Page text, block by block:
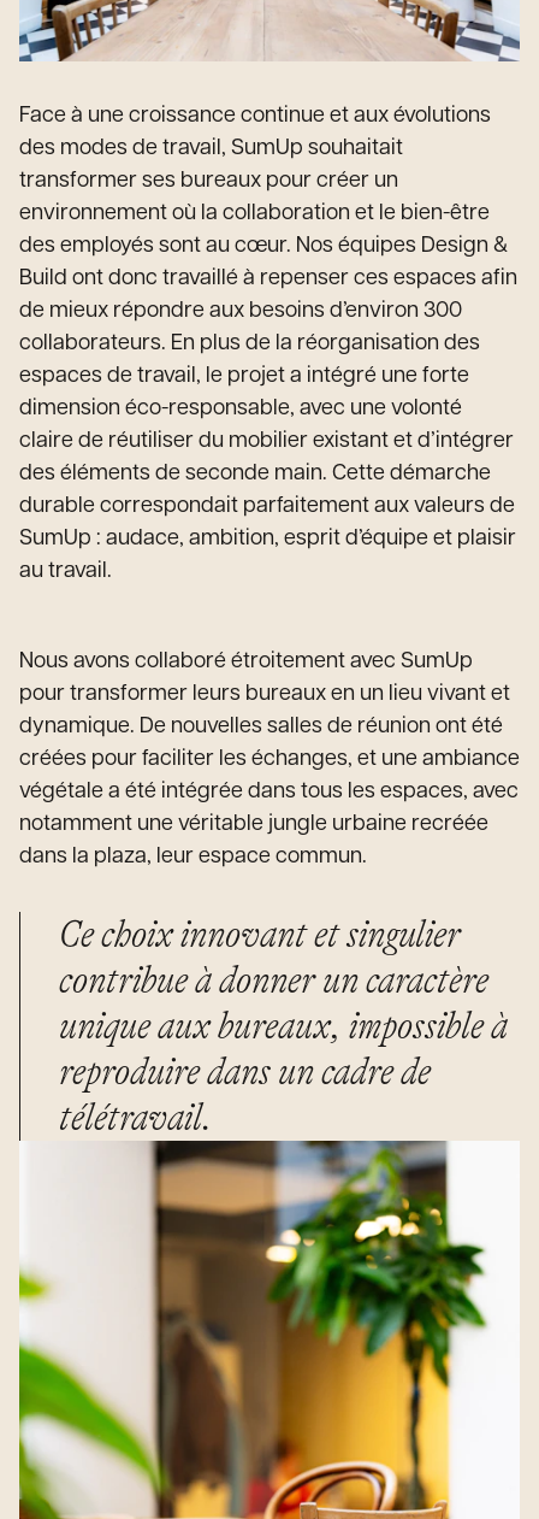
Face à une croissance continue et aux évolutions
des modes de travail, SumUp souhaitait
transformer ses bureaux pour créer un
environnement où la collaboration et le bien-être
des employés sont au cœur. Nos équipes Design &
Build ont donc travaillé à repenser ces espaces afin
de mieux répondre aux besoins d’environ 300
collaborateurs. En plus de la réorganisation des
espaces de travail, le projet a intégré une forte
dimension éco-responsable, avec une volonté
claire de réutiliser du mobilier existant et d’intégrer
des éléments de seconde main. Cette démarche
durable correspondait parfaitement aux valeurs de
SumUp : audace, ambition, esprit d’équipe et plaisir
au travail.
Nous avons collaboré étroitement avec SumUp
pour transformer leurs bureaux en un lieu vivant et
dynamique. De nouvelles salles de réunion ont été
créées pour faciliter les échanges, et une ambiance
végétale a été intégrée dans tous les espaces, avec
notamment une véritable jungle urbaine recréée
dans la plaza, leur espace commun.
Ce choix innovant et singulier
contribue à donner un caractère
unique aux bureaux, impossible à
reproduire dans un cadre de
télétravail.